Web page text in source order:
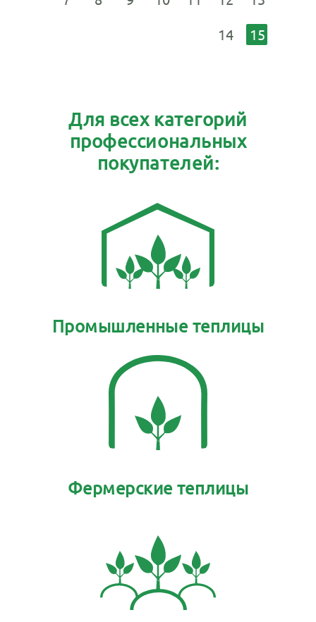
14
15
Для всех категорий
профессиональных
покупателей:
Промышленные теплицы
Фермерские теплицы